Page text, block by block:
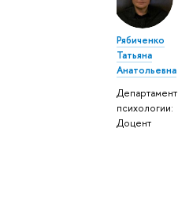
Рябиченко
Татьяна
Анатольевна
Департамент
психологии:
Доцент